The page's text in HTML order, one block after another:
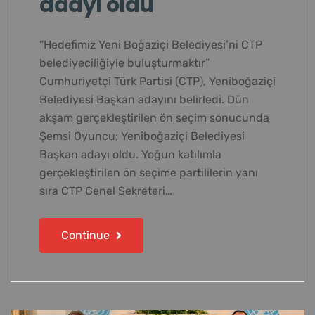
“Hedefimiz Yeni Boğaziçi Belediyesi’ni CTP
belediyeciliğiyle buluşturmaktır”
Cumhuriyetçi Türk Partisi (CTP), Yeniboğaziçi
Belediyesi Başkan adayını belirledi. Dün
akşam gerçekleştirilen ön seçim sonucunda
Şemsi Oyuncu; Yeniboğaziçi Belediyesi
Başkan adayı oldu. Yoğun katılımla
gerçekleştirilen ön seçime partililerin yanı
sıra CTP Genel Sekreteri…
Continue